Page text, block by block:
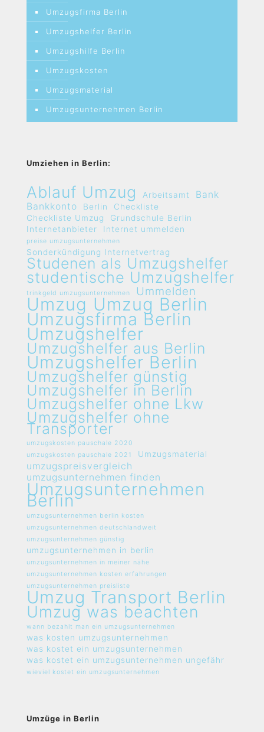
Umzugsfirma Berlin
Umzugshelfer Berlin
Umzugshilfe Berlin
Umzugskosten
Umzugsmaterial
Umzugsunternehmen Berlin
Umziehen in Berlin:
Ablauf Umzug Arbeitsamt
Bank
Bankkonto
Berlin
Checkliste
Checkliste Umzug
Grundschule Berlin
Internetanbieter
Internet ummelden
preise umzugsunternehmen
Sonderkündigung Internetvertrag
Studenen als Umzugshelfer
studentische Umzugshelfer
trinkgeld umzugsunternehmen Ummelden
Umzug Umzug Berlin
Umzugsfirma Berlin
Umzugshelfer
Umzugshelfer aus Berlin
Umzugshelfer Berlin
Umzugshelfer günstig
Umzugshelfer in Berlin
Umzugshelfer ohne Lkw
Umzugshelfer ohne
Transporter
umzugskosten pauschale 2020
umzugskosten pauschale 2021
Umzugsmaterial
umzugspreisvergleich
umzugsunternehmen finden
Umzugsunternehmen
Berlin
umzugsunternehmen berlin kosten
umzugsunternehmen deutschlandweit
umzugsunternehmen günstig
umzugsunternehmen in berlin
umzugsunternehmen in meiner nähe
umzugsunternehmen kosten erfahrungen
umzugsunternehmen preisliste
Umzug Transport Berlin
Umzug was beachten
wann bezahlt man ein umzugsunternehmen
was kosten umzugsunternehmen
was kostet ein umzugsunternehmen
was kostet ein umzugsunternehmen ungefähr
wieviel kostet ein umzugsunternehmen
Umzüge in Berlin